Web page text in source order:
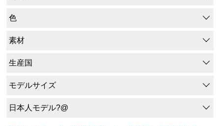
色
素材
生産国
モデルサイズ
日本人モデル?@